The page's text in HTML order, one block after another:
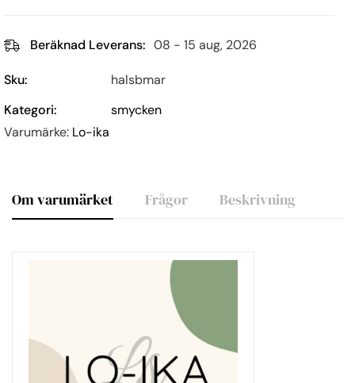
Beräknad Leverans: 08 - 15 aug, 2026
Sku:
halsbmar
Kategori:
smycken
Varumärke: Lo-ika
Om varumärket Frågor Beskrivning